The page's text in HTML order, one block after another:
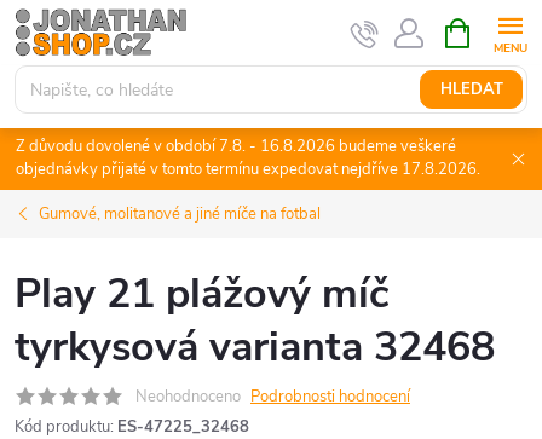
Přejít
na
obsah
HLEDAT
NÁKUPNÍ
KOŠÍK
Z důvodu dovolené v období 7.8. - 16.8.2026 budeme veškeré
objednávky přijaté v tomto termínu expedovat nejdříve 17.8.2026.
Gumové, molitanové a jiné míče na fotbal
Play 21 plážový míč
tyrkysová varianta 32468
Neohodnoceno Podrobnosti hodnocení
Kód produktu: ES-47225_32468